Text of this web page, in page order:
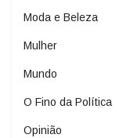
Moda e Beleza
Mulher
Mundo
O Fino da Política
Opinião